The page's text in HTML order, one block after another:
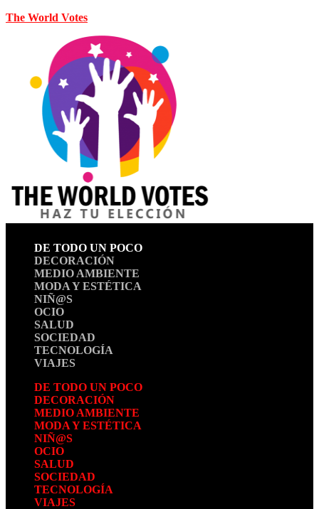
The World Votes
DE TODO UN POCO
DECORACIÓN
MEDIO AMBIENTE
MODA Y ESTÉTICA
NIÑ@S
OCIO
SALUD
SOCIEDAD
TECNOLOGÍA
VIAJES
DE TODO UN POCO
DECORACIÓN
MEDIO AMBIENTE
MODA Y ESTÉTICA
NIÑ@S
OCIO
SALUD
SOCIEDAD
TECNOLOGÍA
VIAJES